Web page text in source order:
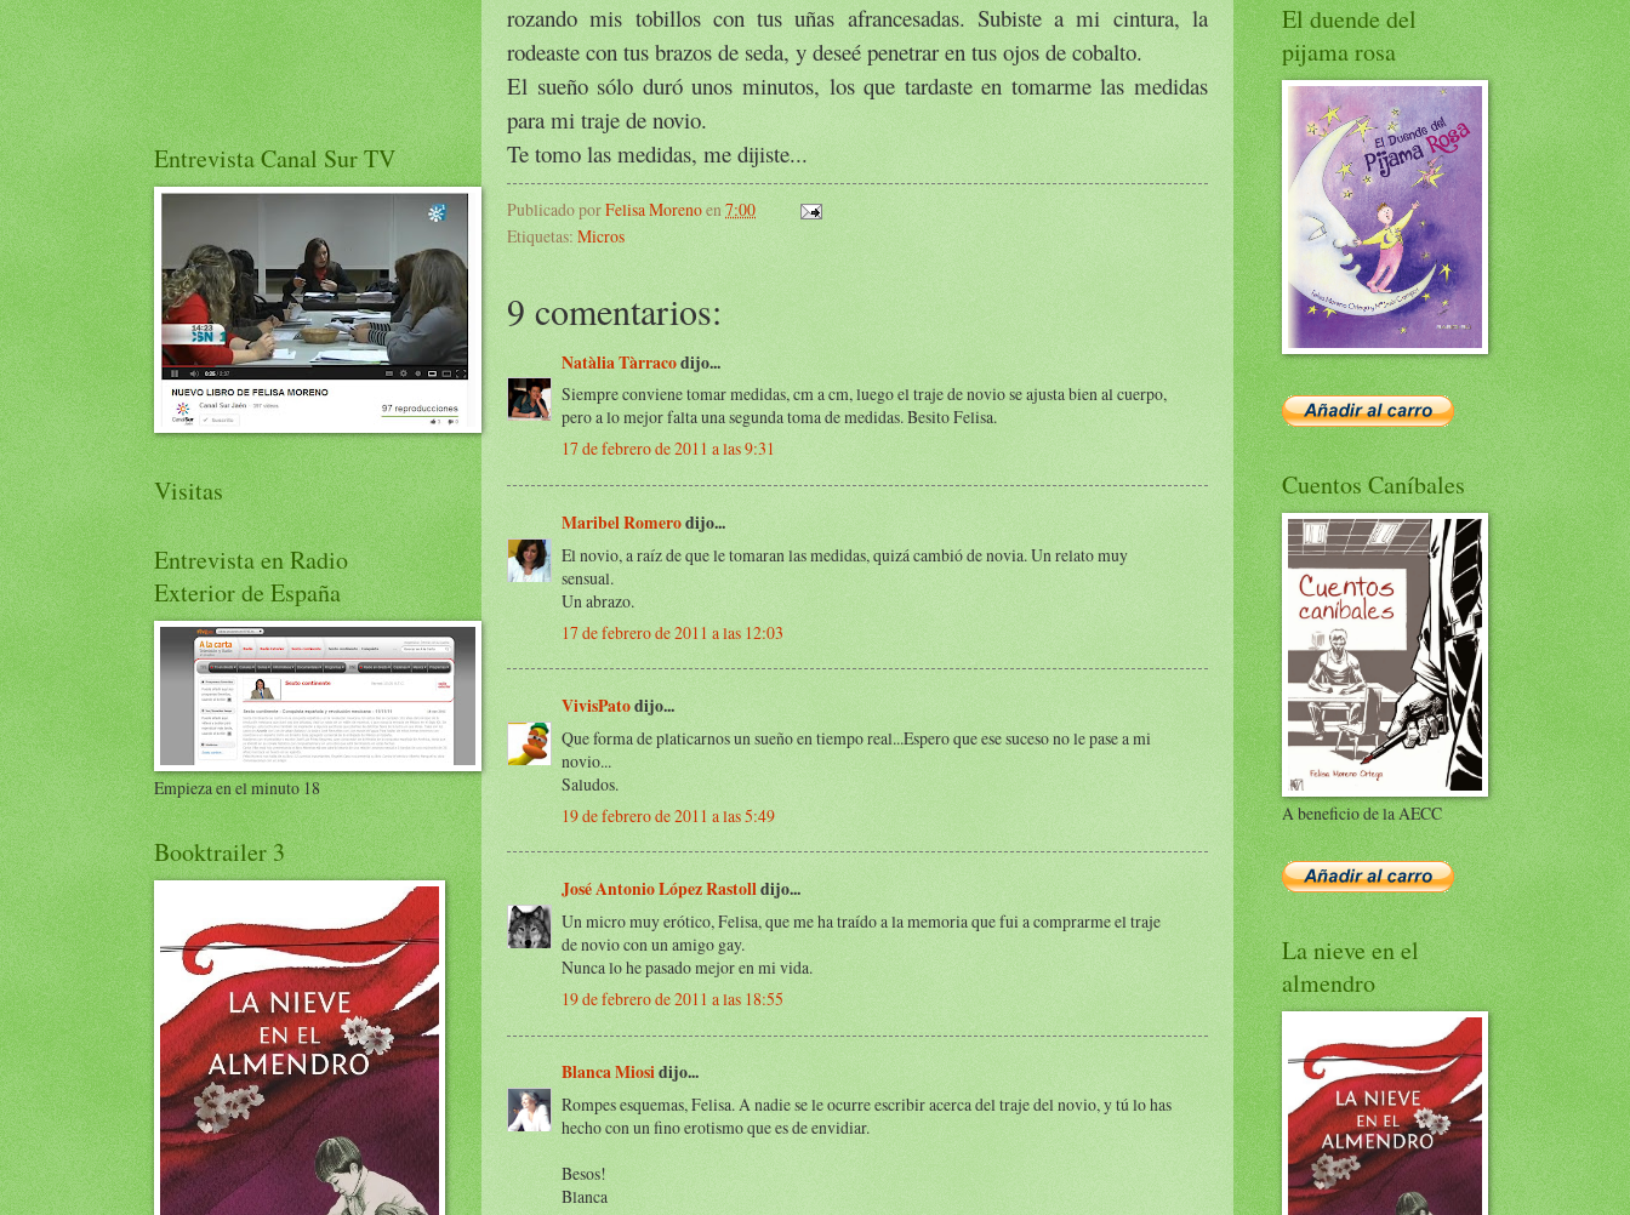
rozando mis tobillos con tus uñas afrancesadas. Subiste a mi cintura, la
rodeaste con tus brazos de seda, y deseé penetrar en tus ojos de cobalto.
El sueño sólo duró unos minutos, los que tardaste en tomarme las medidas
para mi traje de novio.
Te tomo las medidas, me dijiste...
Publicado porFelisa Morenoen 7:00
Etiquetas: Micros
9 comentarios:
Natàlia Tàrracodijo...
Siempre conviene tomar medidas, cm a cm, luego el traje de novio se ajusta bien al cuerpo,
pero a lo mejor falta una segunda toma de medidas. Besito Felisa.
17 de febrero de 2011 a las 9:31
Maribel Romerodijo...
El novio, a raíz de que le tomaran las medidas, quizá cambió de novia. Un relato muy
sensual.
Un abrazo.
17 de febrero de 2011 a las 12:03
VivisPatodijo...
Que forma de platicarnos un sueño en tiempo real...Espero que ese suceso no le pase a mi
novio...
Saludos.
19 de febrero de 2011 a las 5:49
José Antonio López Rastolldijo...
Un micro muy erótico, Felisa, que me ha traído a la memoria que fui a comprarme el traje
de novio con un amigo gay.
Nunca lo he pasado mejor en mi vida.
19 de febrero de 2011 a las 18:55
Blanca Miosidijo...
Rompes esquemas, Felisa. A nadie se le ocurre escribir acerca del traje del novio, y tú lo has
hecho con un fino erotismo que es de envidiar.
Besos!
Blanca
Entrevista Canal Sur TV
Visitas
Entrevista en Radio
Exterior de España
Empieza en el minuto 18
Booktrailer 3
El duende del
pijama rosa
Cuentos Caníbales
A beneficio de la AECC
La nieve en el
almendro